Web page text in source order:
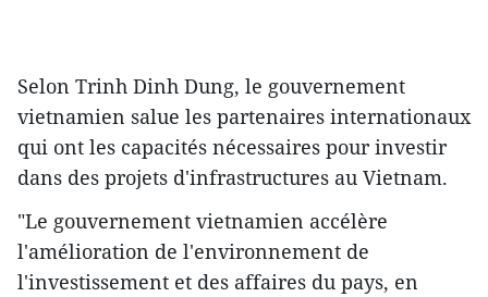
Selon Trinh Dinh Dung, le gouvernement
vietnamien salue les partenaires internationaux
qui ont ​les capacités nécessaires pour investir
dans des projets d'infrastructures au Vietnam.
"Le gouvernement ​vietnamien accélère
l'amélioration de l'environnement de
l'investissement et des affaires du pays, en